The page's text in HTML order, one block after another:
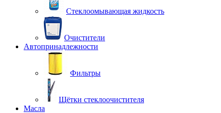
Стеклоомывающая жидкость
Очистители
Автопринадлежности
Фильтры
Щётки стеклоочистителя
Масла